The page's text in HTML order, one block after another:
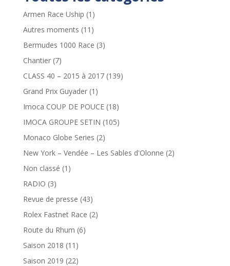
Armen Race Uship (1)
Autres moments (11)
Bermudes 1000 Race (3)
Chantier(7)
CLASS 40 – 2015 à 2017(139)
Grand Prix Guyader(1)
Imoca COUP DE POUCE(18)
IMOCA GROUPE SETIN (105)
Monaco Globe Series (2)
New York – Vendée – Les Sables d'Olonne (2)
Non classé (1)
RADIO (3)
Revue de presse (43)
Rolex Fastnet Race (2)
Route du Rhum (6)
Saison 2018 (11)
Saison 2019 (22)